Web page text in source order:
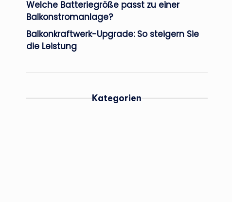
Welche Batteriegröße passt zu einer
Balkonstromanlage?
Balkonkraftwerk-Upgrade: So steigern Sie
die Leistung
Kategorien